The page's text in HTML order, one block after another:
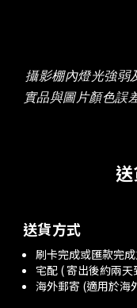
攝影棚內燈光強弱
實品與圖片顏色誤
送貨方式
刷卡完成或匯款完
宅配 ( 寄出後約兩天
海外郵寄 (適用於海